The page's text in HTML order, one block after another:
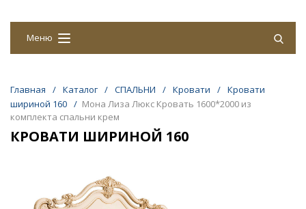
Меню
Главная / Каталог / СПАЛЬНИ / Кровати / Кровати
шириной 160 / Мона Лиза Люкс Кровать 1600*2000 из
комплекта спальни крем
КРОВАТИ ШИРИНОЙ 160